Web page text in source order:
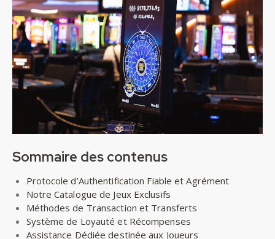
Sommaire des contenus
Protocole d’Authentification Fiable et Agrément
Notre Catalogue de Jeux Exclusifs
Méthodes de Transaction et Transferts
Système de Loyauté et Récompenses
Assistance Dédiée destinée aux Joueurs